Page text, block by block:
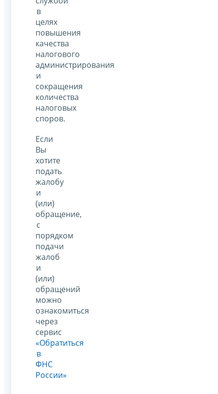
в
целях
повышения
качества
налогового
администрирования
и
сокращения
количества
налоговых
споров.
Если
Вы
хотите
подать
жалобу
и
(или)
обращение,
с
порядком
подачи
жалоб
и
(или)
обращений
можно
ознакомиться
через
сервис
«Обратиться
в
ФНС
России»